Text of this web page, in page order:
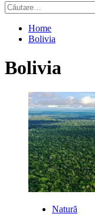
Caută
după:
Home
Bolivia
Bolivia
Natură